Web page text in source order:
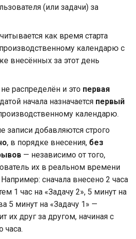
(или задачи) за
как время старта
календарю с
внесённых за этот день
распределён и это первая
начала назначается первый
календарю.
записи добавляются строго
, в порядке внесения, без
— независимо от того,
их в реальном времени
сначала внесено 2 часа
1 час на «Задачу 2», 5 минут на
5 минут на «Задачу 1» —
их друг за другом, начиная с
часа.